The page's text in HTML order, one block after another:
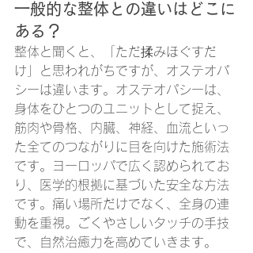
一般的な整体との違いはどこに
ある？
整体と聞くと、「ただ揉みほぐすだ
け」と思われがちですが、オステオパ
シーは違います。オステオパシーは、
身体をひとつのユニットとして捉え、
筋肉や骨格、内臓、神経、血流といっ
た全てのつながりに目を向けた施術法
です。ヨーロッパで広く認められてお
り、医学的根拠に基づいた安全な方法
です。痛い場所だけでなく、全身の連
動を重視。ごくやさしいタッチの手技
で、自然治癒力を高めていきます。